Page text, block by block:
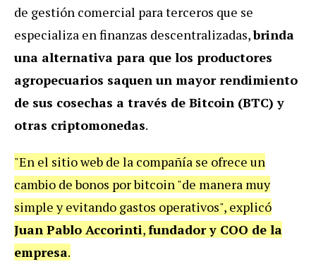
de gestión comercial para terceros que se
especializa en finanzas descentralizadas,brinda
una alternativa para que los productores
agropecuarios saquen un mayor rendimiento
de sus cosechas a través de Bitcoin (BTC) y
otras criptomonedas.
"En el sitio web de la compañía se ofrece un
cambio de bonos por bitcoin "de manera muy
simple y evitando gastos operativos", explicó
Juan Pablo Accorinti,fundador y COO de la
empresa.